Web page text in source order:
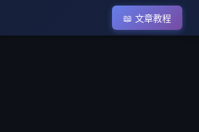
📖 文章教程